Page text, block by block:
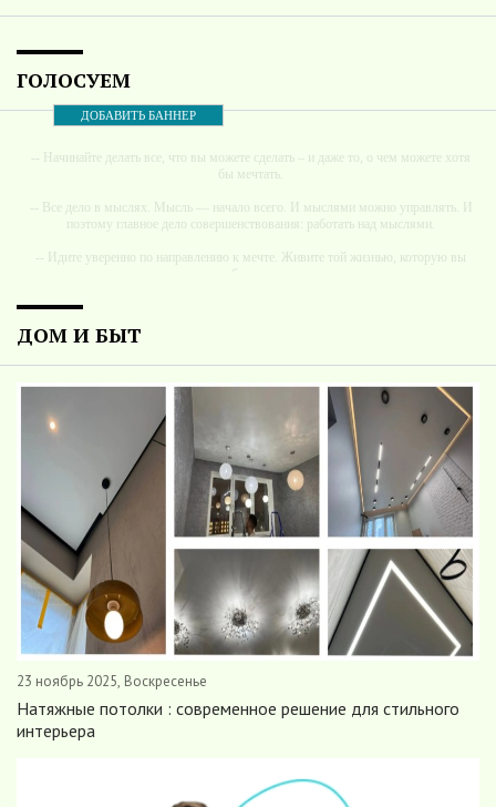
ГОЛОСУЕМ
ДОБАВИТЬ БАННЕР
-- Начинайте делать все, что вы можете сделать – и даже то, о чем можете хотя
бы мечтать.
-- Все дело в мыслях. Мысль — начало всего. И мыслями можно управлять. И
поэтому главное дело совершенствования: работать над мыслями.
-- Идите уверенно по направлению к мечте. Живите той жизнью, которую вы
-- Самое большое богатство — это ум. Самая большая нищета — глупость. Из
-- Люблю давать советы и очень не люблю, когда их дают мне.
ДОМ И БЫТ
23 ноябрь 2025, Воскресенье
Натяжные потолки : современное решение для стильного
интерьера